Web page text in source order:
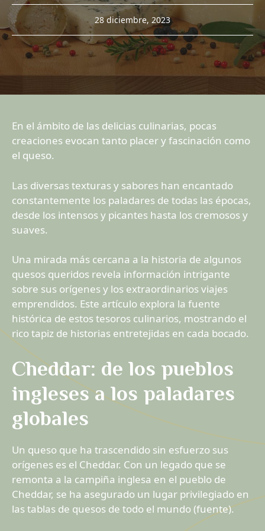
28 diciembre, 2023
En el ámbito de las delicias culinarias, pocas
creaciones evocan tanto placer y fascinación como
el queso.
Las diversas texturas y sabores han encantado
constantemente los paladares de todas las épocas,
desde los intensos y picantes hasta los cremosos y
suaves.
Una mirada más cercana a la historia de algunos
quesos queridos revela información intrigante
sobre sus orígenes y los extraordinarios viajes
emprendidos. Este artículo explora la fuente
histórica de estos tesoros culinarios, mostrando el
rico tapiz de historias entretejidas en cada bocado.
Cheddar: de los pueblos
ingleses a los paladares
globales
Un queso que ha trascendido sin esfuerzo sus
orígenes es el Cheddar. Con un legado que se
remonta a la campiña inglesa en el pueblo de
Cheddar, se ha asegurado un lugar privilegiado en
las tablas de quesos de todo el mundo (fuente).